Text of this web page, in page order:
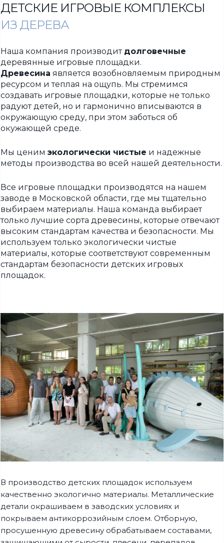
ДЕТСКИЕ ИГРОВЫЕ КОМПЛЕКСЫ
ИЗ ДЕРЕВА
Наша компания производит долговечные
деревянные игровые площадки.
Древесина является возобновляемым природным
ресурсом и теплая на ощупь. Мы стремимся
создавать игровые площадки, которые не только
радуют детей, но и гармонично вписываются в
окружающую среду, при этом заботься об
окужающей среде.
Мы ценим экологически чистые и надежные
методы производства во всей нашей деятельности.
Все игровые площадки производятся на нашем
заводе в Московской области, где мы тщательно
выбираем материалы. Наша команда выбирает
только лучшие сорта древесины, которые отвечают
высоким стандартам качества и безопасности. Мы
используем только экологически чистые
материалы, которые соответствуют современным
стандартам безопасности детских игровых
площадок.
В производство детских площадок используем
качественно экологично материалы. Металлические
детали окрашиваем в заводских условиях и
покрываем антикоррозийным слоем. Отборную,
просушенную древесину обрабатываем составами,